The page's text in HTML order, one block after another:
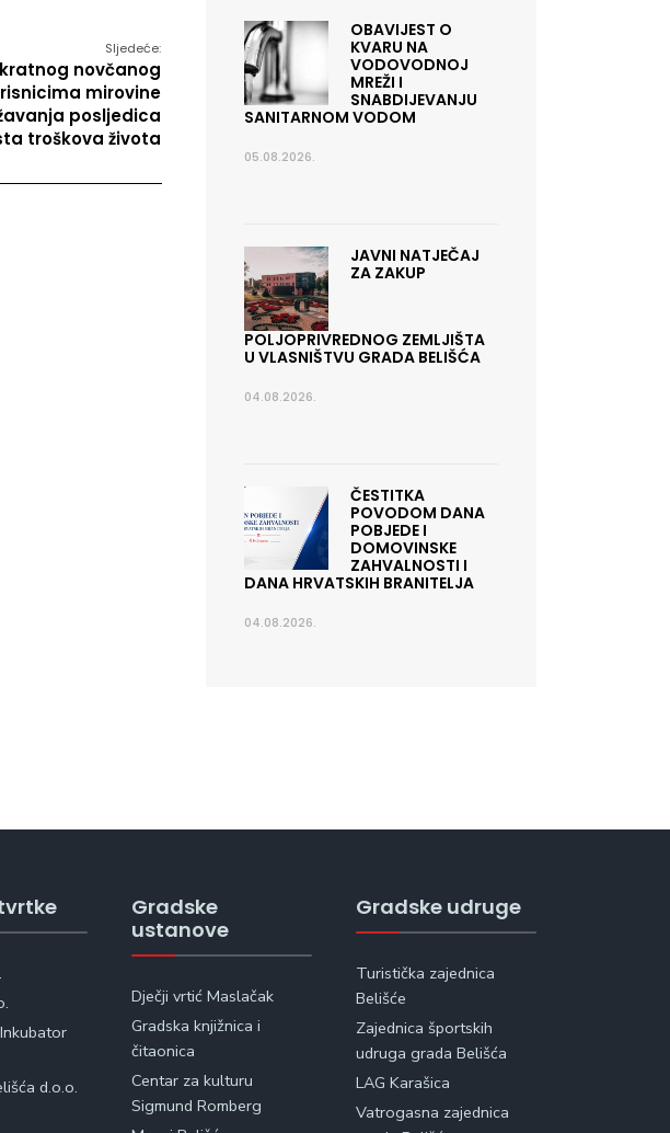
Sljedeće:
novčanog
mirovine
posljedica
troškova života
OBAVIJEST O
KVARU NA
VODOVODNOJ
MREŽI I
SNABDIJEVANJU
SANITARNOM VODOM
05.08.2026.
JAVNI NATJEČAJ
ZA ZAKUP
POLJOPRIVREDNOG ZEMLJIŠTA
U VLASNIŠTVU GRADA BELIŠĆA
04.08.2026.
ČESTITKA
POVODOM DANA
POBJEDE I
DOMOVINSKE
ZAHVALNOSTI I
DANA HRVATSKIH BRANITELJA
04.08.2026.
d.o.o.
Gradske
ustanove
Dječji vrtić Maslačak
Gradska knjižnica i
čitaonica
Centar za kulturu
Sigmund Romberg
Gradske udruge
Turistička zajednica
Belišće
Zajednica športskih
udruga grada Belišća
LAG Karašica
Vatrogasna zajednica